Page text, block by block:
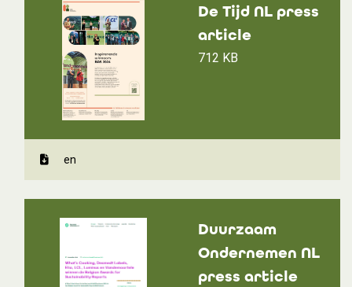
De Tijd NL press
article
712 KB
en
Duurzaam
Ondernemen NL
press article